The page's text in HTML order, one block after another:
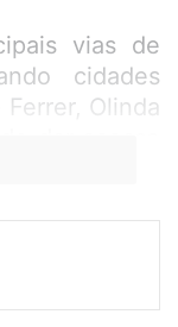
vias de
cidades
Olinda
Após
o
de tapa-
dos